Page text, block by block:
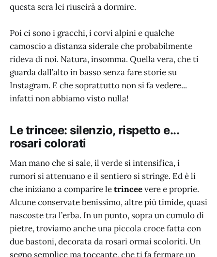
questa sera lei riuscirà a dormire.
Poi ci sono i gracchi, i corvi alpini e qualche
camoscio a distanza siderale che probabilmente
rideva di noi. Natura, insomma. Quella vera, che ti
guarda dall’alto in basso senza fare storie su
Instagram. E che soprattutto non si fa vedere...
infatti non abbiamo visto nulla!
Le trincee: silenzio, rispetto e...
rosari colorati
Man mano che si sale, il verde si intensifica, i
rumori si attenuano e il sentiero si stringe. Ed è lì
che iniziano a comparire letrinceevere e proprie.
Alcune conservate benissimo, altre più timide, quasi
nascoste tra l’erba. In un punto, sopra un cumulo di
pietre, troviamo anche una piccola croce fatta con
due bastoni, decorata da rosari ormai scoloriti. Un
segno semplice ma toccante, che ti fa fermare un